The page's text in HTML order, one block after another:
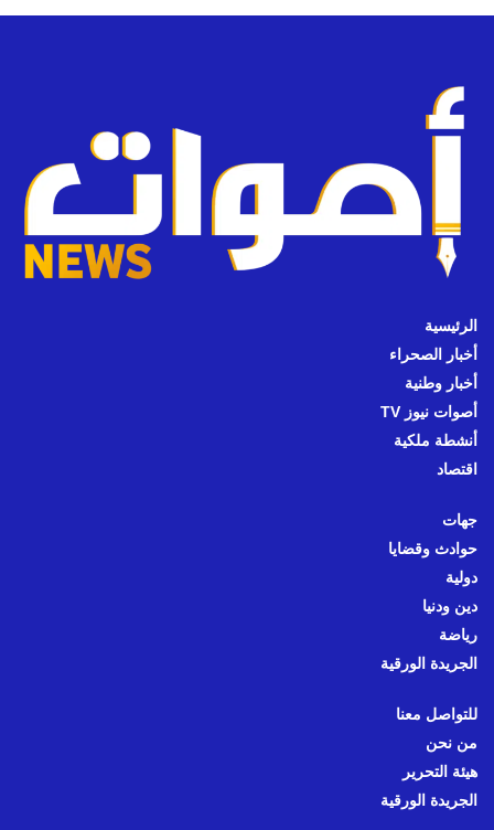
الرئيسية
أخبار الصحراء
أخبار وطنية
أصوات نيوز TV
أنشطة ملكية
اقتصاد
جهات
حوادث وقضايا
دولية
دين ودنيا
رياضة
الجريدة الورقية
للتواصل معنا
من نحن
هيئة التحرير
الجريدة الورقية